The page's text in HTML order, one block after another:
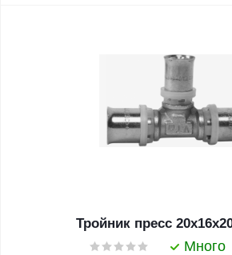
Тройник пресс
Много